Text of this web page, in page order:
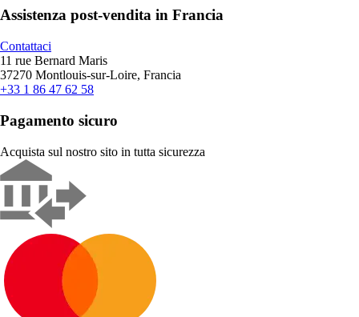
Assistenza post-vendita in Francia
Contattaci
11 rue Bernard Maris
37270 Montlouis-sur-Loire, Francia
+33 1 86 47 62 58
Pagamento sicuro
Acquista sul nostro sito in tutta sicurezza